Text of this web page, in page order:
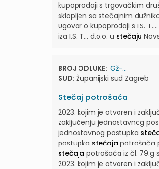
kupoprodaji s trgovačkim
sklopljen sa stečajnim
Ugovor o kupoprodaji s I.S.
iza I.S. T... d.o.o. u stečaju
BROJ ODLUKE: Gž-...
SUD: Županijski sud Zagreb
Stečaj potrošača
2023. kojim je otvoren i
zaključenju jednostavnog
jednostavnog postupka
postupka stečaja potrošača
stečaja potrošača iz čl. 79.g
2023. kojim je otvoren i